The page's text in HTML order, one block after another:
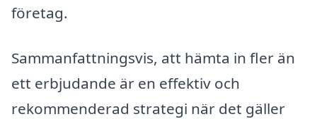
företag.
Sammanfattningsvis, att hämta in fler än
ett erbjudande är en effektiv och
rekommenderad strategi när det gäller